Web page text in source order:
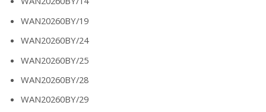
WAN20260BY/19
WAN20260BY/24
WAN20260BY/25
WAN20260BY/28
WAN20260BY/29